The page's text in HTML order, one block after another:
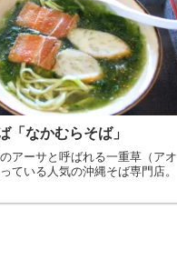
「なかむらそば」
アーサと呼ばれる一重草（アオ
ている人気の沖縄そば専門店。